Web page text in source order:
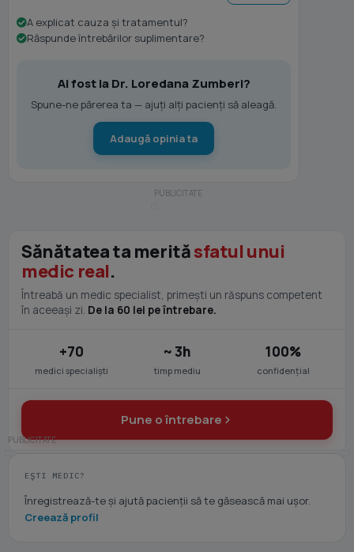
A explicat cauza și tratamentul?
Răspunde întrebărilor suplimentare?
Ai fost la Dr. Loredana Zumberi?
Spune-ne părerea ta — ajuți alți pacienți să aleagă.
Adaugă opinia ta
Sănătatea ta merităsfatul unui
medic real.
Întreabă un medic specialist, primești un răspuns competent
în aceeași zi. De la 60 lei pe întrebare.
+70
medici specialiști
~ 3h
timp mediu
100%
confidențial
Pune o întrebare
EȘTI MEDIC?
Înregistrează-te și ajută pacienții să te găsească mai ușor.
Creează profil